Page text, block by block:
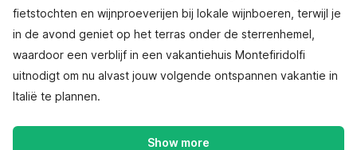
fietstochten en wijnproeverijen bij lokale wijnboeren, terwijl je
in de avond geniet op het terras onder de sterrenhemel,
waardoor een verblijf in een vakantiehuis Montefiridolfi
uitnodigt om nu alvast jouw volgende ontspannen vakantie in
Italië te plannen.
Show more